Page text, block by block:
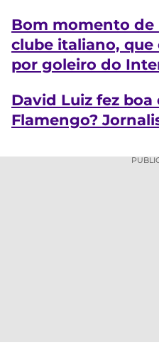
Bom momento de
clube italiano,
por goleiro do
David Luiz fez boa
Flamengo?